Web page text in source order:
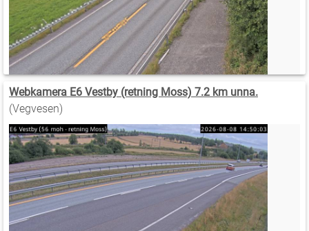
Webkamera E6 Vestby (retning Moss) 7.2 km unna.
(Vegvesen)